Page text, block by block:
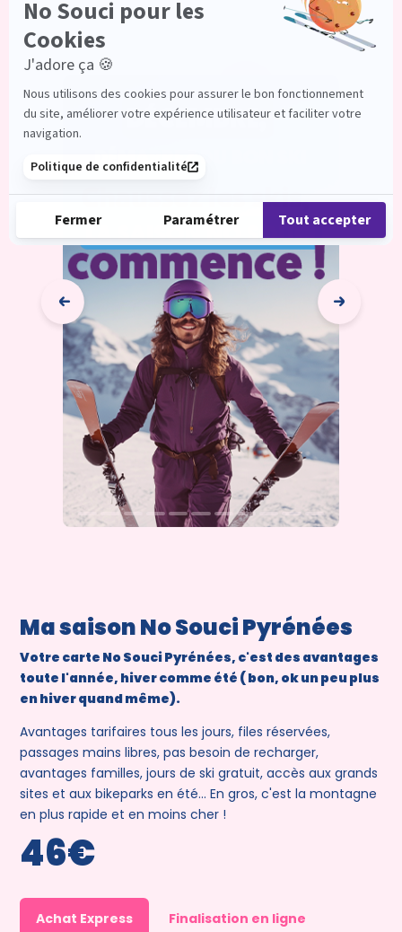
Ma saison No Souci Pyrénées
Votre carte No Souci Pyrénées, c'est des avantages
toute l'année, hiver comme été ( bon, ok un peu plus
en hiver quand même).
Avantages tarifaires tous les jours, files réservées,
passages mains libres, pas besoin de recharger,
avantages familles, jours de ski gratuit, accès aux grands
sites et aux bikeparks en été... En gros, c'est la montagne
en plus rapide et en moins cher !
46€
Achat Express Finalisation en ligne